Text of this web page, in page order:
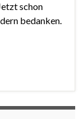
schon
bedanken.